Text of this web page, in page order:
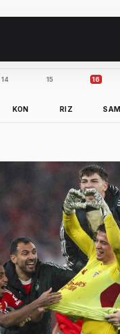
14
KON
15
RIZ
16
SAM